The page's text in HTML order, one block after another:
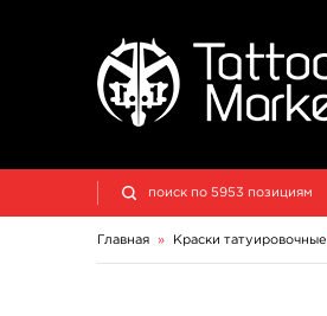
Главная » Краски татуировочные